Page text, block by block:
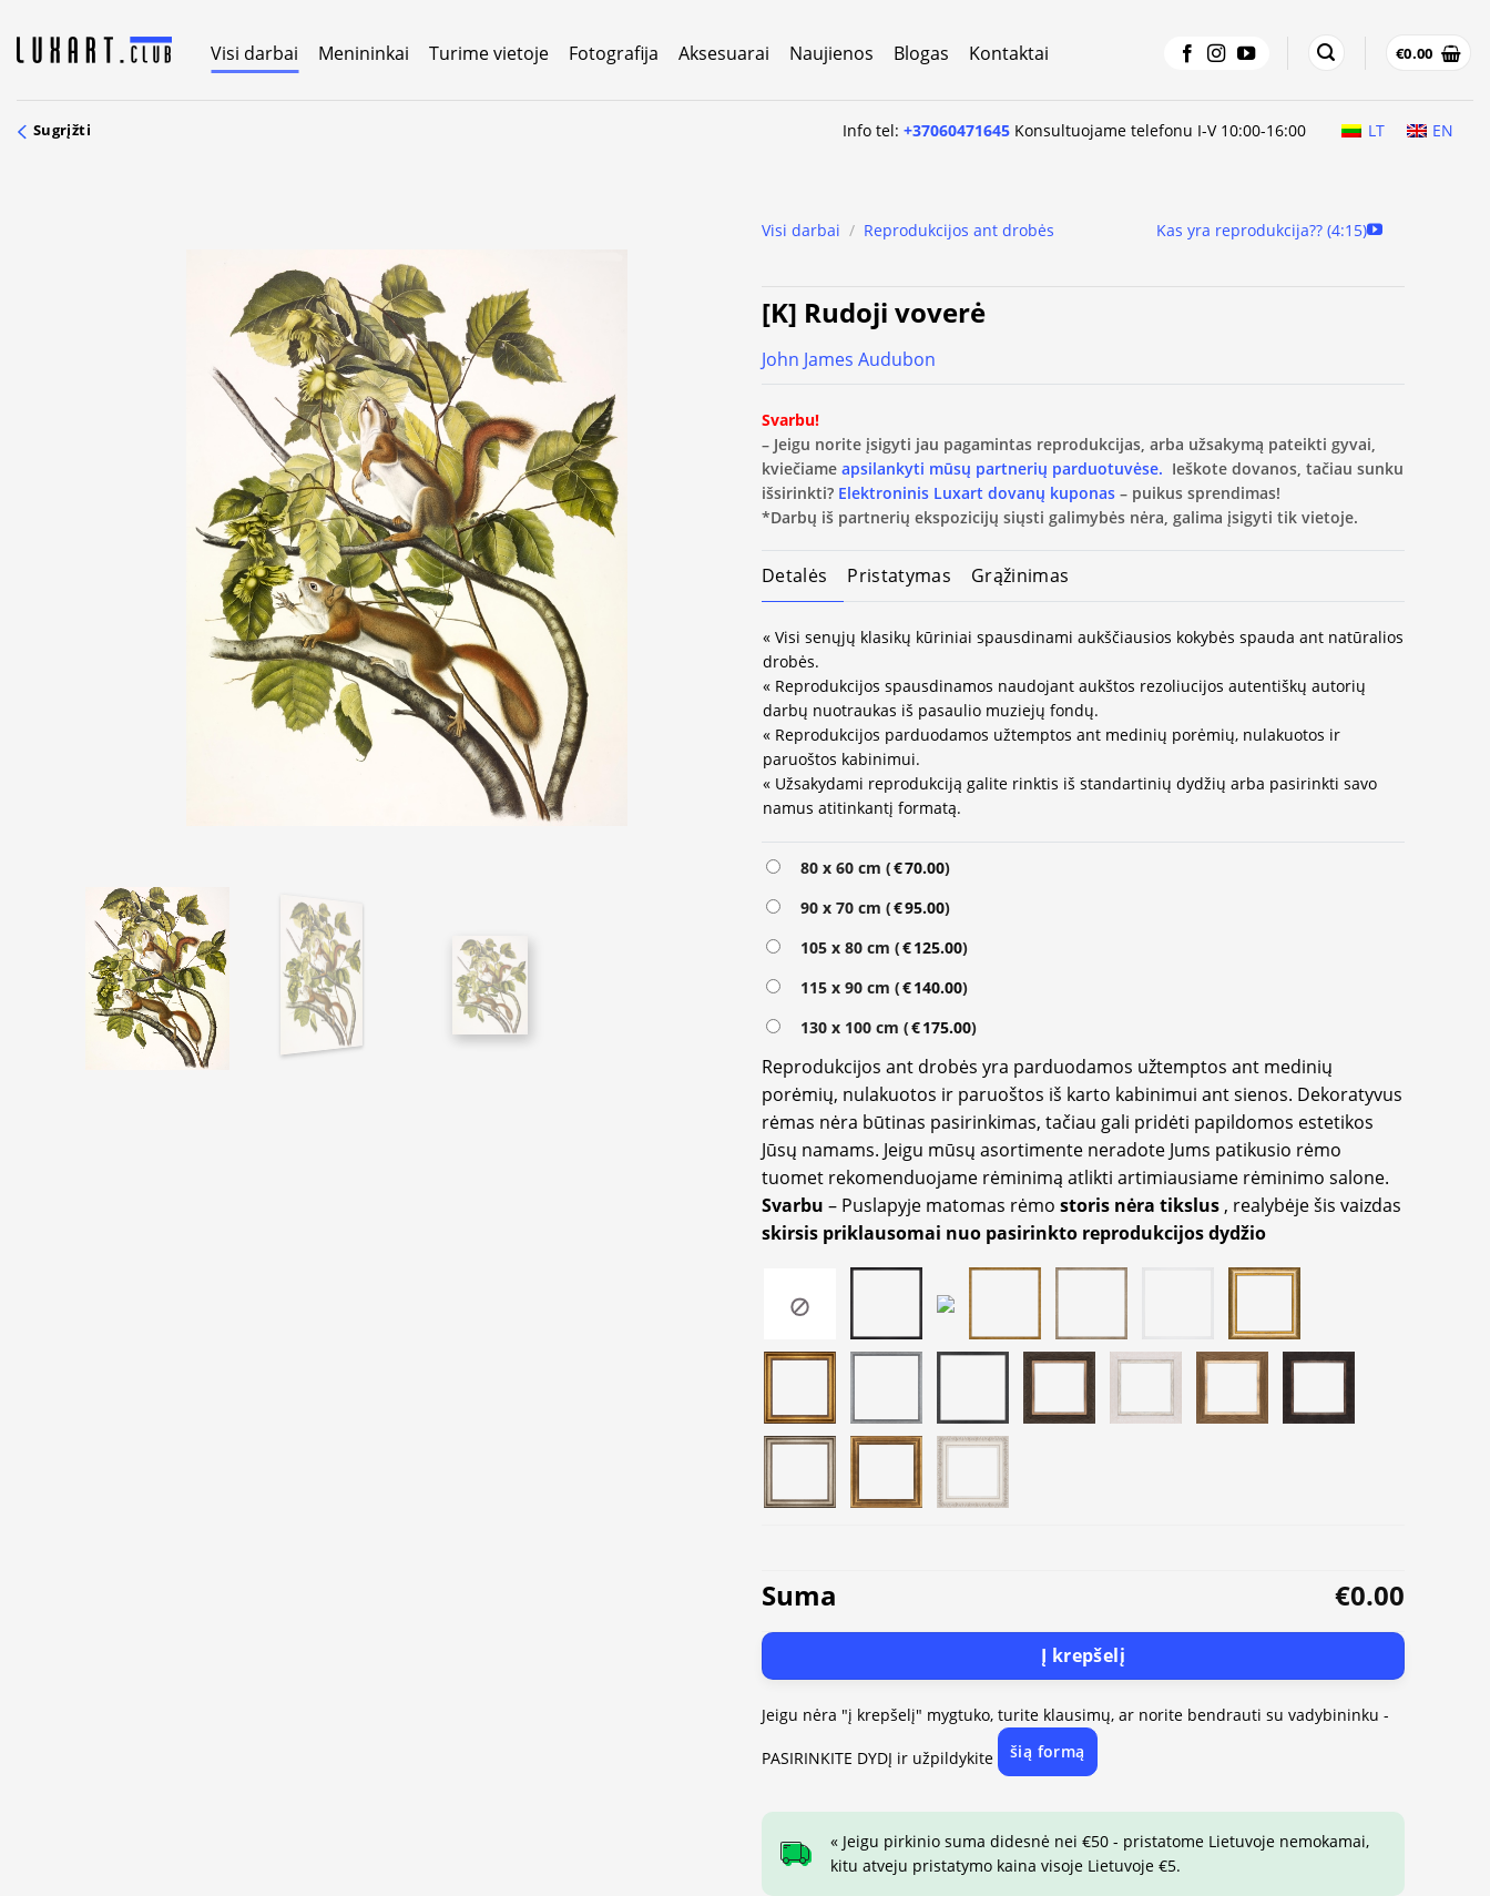
content
Visi darbai Menininkai Turime vietoje Fotografija Aksesuarai Naujienos Blogas Kontaktai €0.00
Sugrįžti Info tel:+37060471645 Konsultuojame telefonu I-V 10:00-16:00 LT EN
Visi darbai / Reprodukcijos ant drobės Kas yra reprodukcija?? (4:15)
[K] Rudoji voverė
John James Audubon
Svarbu!
– Jeigu norite įsigyti jau pagamintas reprodukcijas, arba užsakymą pateikti gyvai,
kviečiame apsilankyti mūsų partnerių parduotuvėse. Ieškote dovanos, tačiau sunku
išsirinkti? Elektroninis Luxart dovanų kuponas – puikus sprendimas!
*Darbų iš partnerių ekspozicijų siųsti galimybės nėra, galima įsigyti tik vietoje.
Detalės Pristatymas Grąžinimas
« Visi senųjų klasikų kūriniai spausdinami aukščiausios kokybės spauda ant natūralios
drobės.
« Reprodukcijos spausdinamos naudojant aukštos rezoliucijos autentiškų autorių
darbų nuotraukas iš pasaulio muziejų fondų.
« Reprodukcijos parduodamos užtemptos ant medinių porėmių, nulakuotos ir
paruoštos kabinimui.
« Užsakydami reprodukciją galite rinktis iš standartinių dydžių arba pasirinkti savo
namus atitinkantį formatą.
80 x 60 cm (€70.00)
90 x 70 cm (€95.00)
105 x 80 cm (€125.00)
115 x 90 cm (€140.00)
130 x 100 cm (€175.00)
Reprodukcijos ant drobės yra parduodamos užtemptos ant medinių
porėmių, nulakuotos ir paruoštos iš karto kabinimui ant sienos. Dekoratyvus
rėmas nėra būtinas pasirinkimas, tačiau gali pridėti papildomos estetikos
Jūsų namams. Jeigu mūsų asortimente neradote Jums patikusio rėmo
tuomet rekomenduojame rėminimą atlikti artimiausiame rėminimo salone.
Svarbu – Puslapyje matomas rėmo storis nėra tikslus , realybėje šis vaizdas
skirsis priklausomai nuo pasirinkto reprodukcijos dydžio
Suma €0.00
Į krepšelį
Alternative:
Jeigu nėra "į krepšelį" mygtuko, turite klausimų, ar norite bendrauti su vadybininku -
PASIRINKITE DYDĮ ir užpildykite šią formą
« Jeigu pirkinio suma didesnė nei €50 - pristatome Lietuvoje nemokamai,
kitu atveju pristatymo kaina visoje Lietuvoje €5.